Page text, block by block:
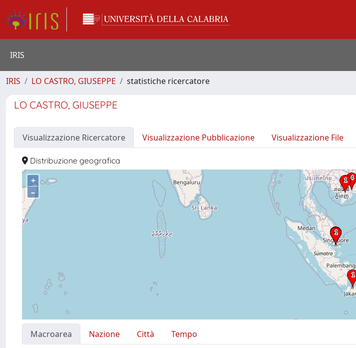
IRIS
IRIS LO CASTRO, GIUSEPPE statistiche ricercatore
LO CASTRO, GIUSEPPE
Visualizzazione Ricercatore Visualizzazione Pubblicazione Visualizzazione File
Distribuzione geografica
+
–
Macroarea Nazione Città
Tempo